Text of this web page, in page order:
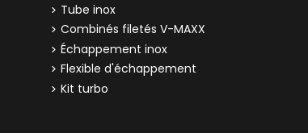
Tube inox
Combinés filetés V-MAXX
Échappement inox
Flexible d'échappement
Kit turbo